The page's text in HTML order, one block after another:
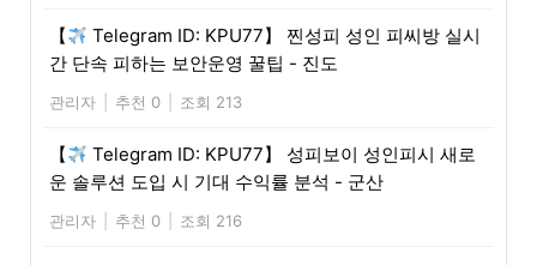
【
Telegram ID: KPU77】 찐성피 성인 피씨방 실시
간 단속 피하는 보안운영 꿀팁 - 진도
관리자 추천 0 조회 213
【
Telegram ID: KPU77】 성피보이 성인피시 새로
운 솔루션 도입 시 기대 수익률 분석 - 군산
관리자 추천 0 조회 216